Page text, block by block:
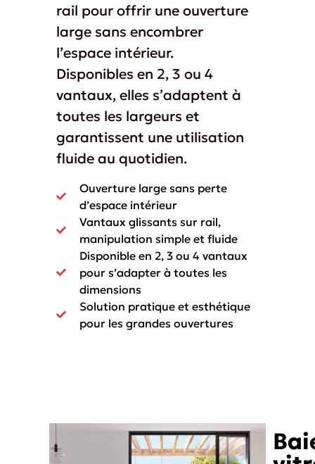
rail pour offrir une ouverture
large sans encombrer
l’espace intérieur.
Disponibles en 2, 3 ou 4
vantaux, elles s’adaptent à
toutes les largeurs et
garantissent une utilisation
fluide au quotidien.
Ouverture large sans perte
d’espace intérieur
Vantaux glissants sur rail,
manipulation simple et fluide
Disponible en 2, 3 ou 4 vantaux
pour s’adapter à toutes les
dimensions
Solution pratique et esthétique
pour les grandes ouvertures